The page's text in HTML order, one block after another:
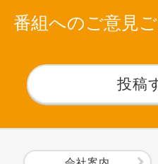
番組へのご意見
投稿